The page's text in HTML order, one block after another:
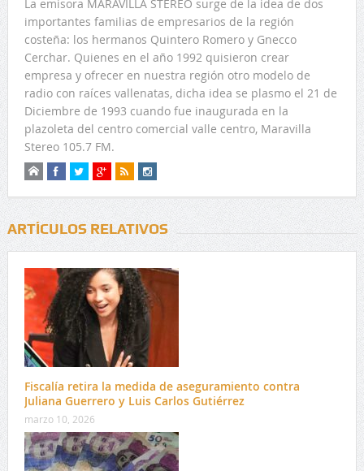
La emisora MARAVILLA STEREO surge de la idea de dos
importantes familias de empresarios de la región
costeña: los hermanos Quintero Romero y Gnecco
Cerchar. Quienes en el año 1992 quisieron crear
empresa y ofrecer en nuestra región otro modelo de
radio con raíces vallenatas, dicha idea se plasmo el 21 de
Diciembre de 1993 cuando fue inaugurada en la
plazoleta del centro comercial valle centro, Maravilla
Stereo 105.7 FM.
ARTÍCULOS RELATIVOS
Fiscalía retira la medida de aseguramiento contra
Juliana Guerrero y Luis Carlos Gutiérrez
marzo 10, 2026